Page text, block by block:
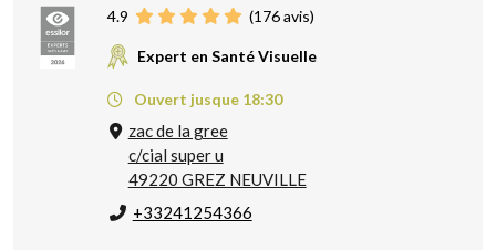
4.9 (176avis)
Expert en Santé Visuelle
Ouvert jusque 18:30
zac de la gree
c/cial super u
49220 GREZ NEUVILLE
+33241254366